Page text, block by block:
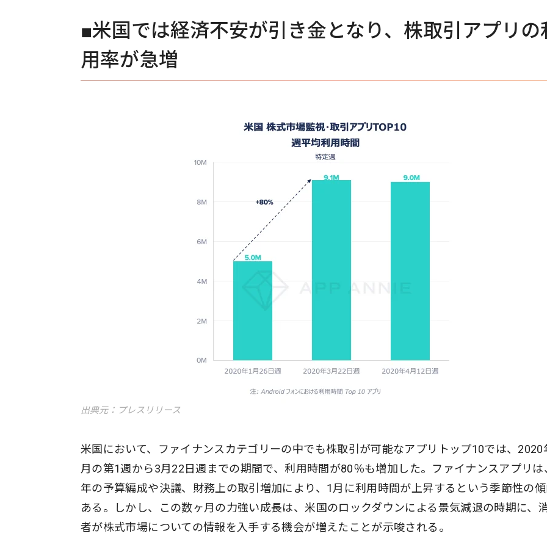
■米国では経済不安が引き金となり、株取引アプリの
用率が急増
出典元：プレスリリース
米国において、ファイナンスカテゴリーの中でも株取引が可能なアプリトップ10では、2020
月の第1週から3月22日週までの期間で、利用時間が80％も増加した。ファイナンスアプリは
年の予算編成や決議、財務上の取引増加により、1月に利用時間が上昇するという季節性の
ある。しかし、この数ヶ月の力強い成長は、米国のロックダウンによる景気減退の時期に、
者が株式市場についての情報を入手する機会が増えたことが示唆される。